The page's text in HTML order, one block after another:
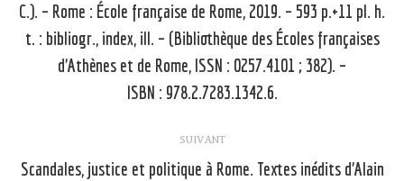
Article
précédent
:
C.). – Rome : École française de Rome, 2019. – 593 p.+11 pl. h.
t. : bibliogr., index, ill. – (Bibliothèque des Écoles françaises
d’Athènes et de Rome, ISSN : 0257.4101 ; 382). –
ISBN : 978.2.7283.1342.6.
SUIVANT
Scandales, justice et politique à Rome. Textes inédits d’Alain